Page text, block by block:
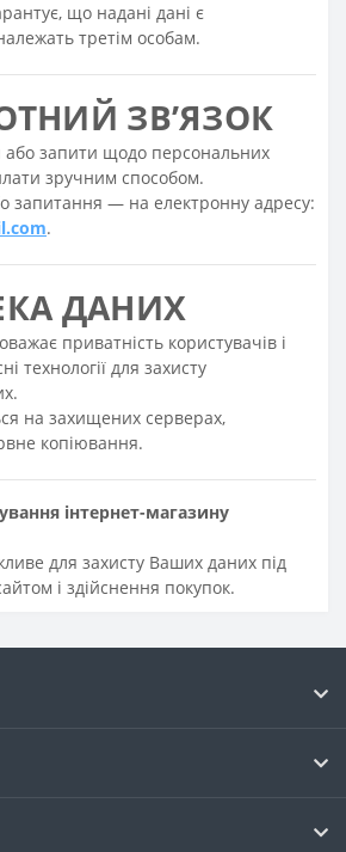
що надані дані є
третім особам.
ЗВ’ЯЗОК
або запити щодо персональних
зручним способом.
запитання — на електронну адресу:
.
ДАНИХ
приватність користувачів і
технології для захисту
на захищених серверах,
копіювання.
інтернет-магазину
для захисту Ваших даних під
і здійснення покупок.